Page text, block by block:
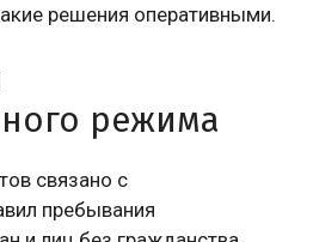
решения оперативными.
режима
связано с
пребывания